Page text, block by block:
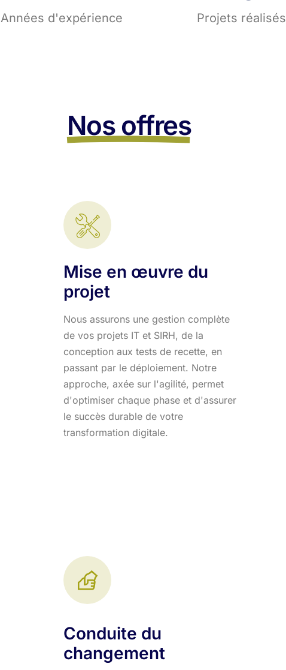
Années d'expérience Projets réalisés
Nos offres
Mise en œuvre du
projet
Nous assurons une gestion complète
de vos projets IT et SIRH, de la
conception aux tests de recette, en
passant par le déploiement. Notre
approche, axée sur l'agilité, permet
d'optimiser chaque phase et d'assurer
le succès durable de votre
transformation digitale.
Conduite du
changement